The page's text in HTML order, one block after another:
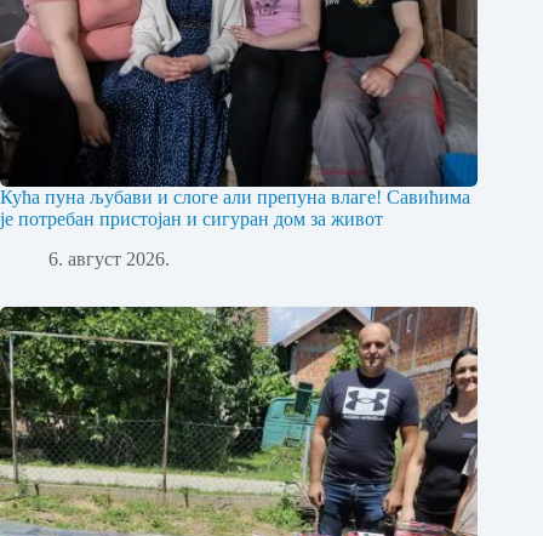
Кућа пуна љубави и слоге али препуна влаге! Савићима
је потребан пристојан и сигуран дом за живот
6. август 2026.